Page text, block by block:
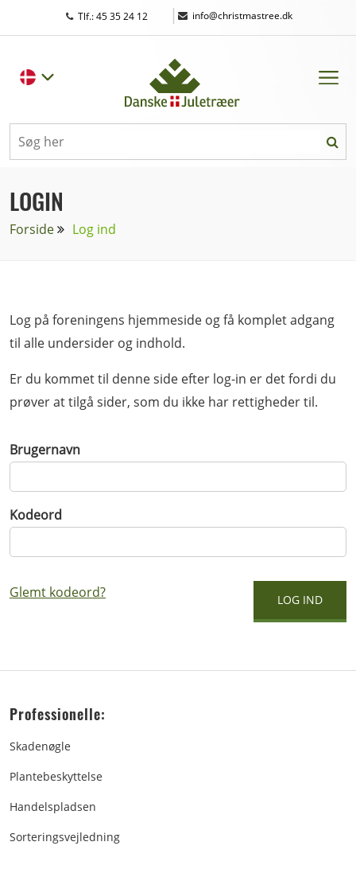
Tlf.: 45 35 24 12 | info@christmastree.dk
LOGIN
Forside Log ind
Log på foreningens hjemmeside og få komplet adgang
til alle undersider og indhold.
Er du kommet til denne side efter log-in er det fordi du
prøver at tilgå sider, som du ikke har rettigheder til.
Brugernavn
Kodeord
Glemt kodeord?
Professionelle:
Skadenøgle
Plantebeskyttelse
Handelspladsen
Sorteringsvejledning